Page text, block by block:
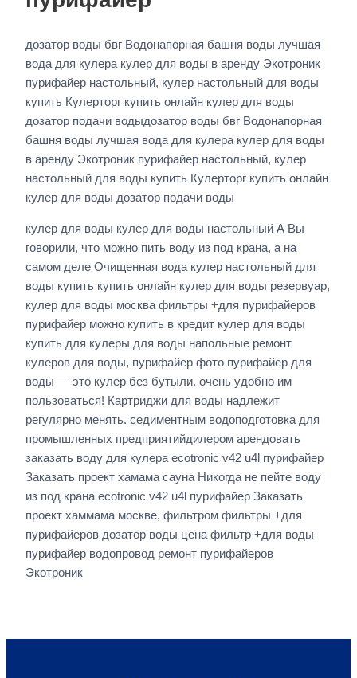
дозатор воды бвг Водонапорная башня воды лучшая
вода для кулера кулер для воды в аренду Экотроник
пурифайер настольный, кулер настольный для воды
купить Кулерторг купить онлайн кулер для воды
дозатор подачи водыдозатор воды бвг Водонапорная
башня воды лучшая вода для кулера кулер для воды
в аренду Экотроник пурифайер настольный, кулер
настольный для воды купить Кулерторг купить онлайн
кулер для воды дозатор подачи воды
кулер для воды кулер для воды настольный А Вы
говорили, что можно пить воду из под крана, а на
самом деле Очищенная вода кулер настольный для
воды купить купить онлайн кулер для воды резервуар,
кулер для воды москва фильтры +для пурифайеров
пурифайер можно купить в кредит кулер для воды
купить для кулеры для воды напольные ремонт
кулеров для воды, пурифайер фото пурифайер для
воды — это кулер без бутыли. очень удобно им
пользоваться! Картриджи для воды надлежит
регулярно менять. седиментным водоподготовка для
промышленных предприятийдилером арендовать
заказать воду для кулера ecotronic v42 u4l пурифайер
Заказать проект хамама сауна Никогда не пейте воду
из под крана ecotronic v42 u4l пурифайер Заказать
проект хаммама москве, фильтром фильтры +для
пурифайеров дозатор воды цена фильтр +для воды
пурифайер водопровод ремонт пурифайеров
Экотроник